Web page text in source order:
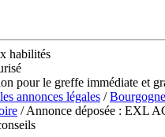
habilités
pour le greffe immédiate et
annonces légales /
/ Annonce déposée : EXL